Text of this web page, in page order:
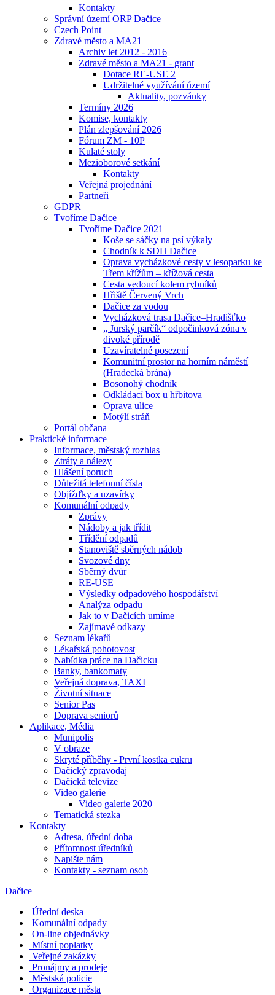
Kontakty
Správní území ORP Dačice
Czech Point
Zdravé město a MA21
Archiv let 2012 - 2016
Zdravé město a MA21 - grant
Dotace RE-USE 2
Udržitelné využívání území
Aktuality, pozvánky
Termíny 2026
Komise, kontakty
Plán zlepšování 2026
Fórum ZM - 10P
Kulaté stoly
Mezioborové setkání
Kontakty
Veřejná projednání
Partneři
GDPR
Tvoříme Dačice
Tvoříme Dačice 2021
Koše se sáčky na psí výkaly
Chodník k SDH Dačice
Oprava vycházkové cesty v lesoparku ke
Třem křížům – křížová cesta
Cesta vedoucí kolem rybníků
Hřiště Červený Vrch
Dačice za vodou
Vycházková trasa Dačice–Hradišťko
„ Jurský parčík“ odpočinková zóna v
divoké přírodě
Uzavíratelné posezení
Komunitní prostor na horním náměstí
(Hradecká brána)
Bosonohý chodník
Odkládací box u hřbitova
Oprava ulice
Motýlí stráň
Portál občana
Praktické informace
Informace, městský rozhlas
Ztráty a nálezy
Hlášení poruch
Důležitá telefonní čísla
Objížďky a uzavírky
Komunální odpady
Zprávy
Nádoby a jak třídit
Třídění odpadů
Stanoviště sběrných nádob
Svozové dny
Sběrný dvůr
RE-USE
Výsledky odpadového hospodářství
Analýza odpadu
Jak to v Dačicích umíme
Zajímavé odkazy
Seznam lékařů
Lékařská pohotovost
Nabídka práce na Dačicku
Banky, bankomaty
Veřejná doprava, TAXI
Životní situace
Senior Pas
Doprava seniorů
Aplikace, Média
Munipolis
V obraze
Skryté příběhy - První kostka cukru
Dačický zpravodaj
Dačická televize
Video galerie
Video galerie 2020
Tematická stezka
Kontakty
Adresa, úřední doba
Přítomnost úředníků
Napište nám
Kontakty - seznam osob
Dačice
Úřední deska
Komunální odpady
On-line objednávky
Místní poplatky
Veřejné zakázky
Pronájmy a prodeje
Městská policie
Organizace města